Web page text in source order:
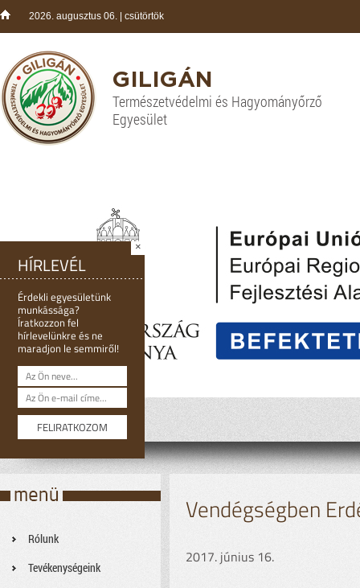
2026. augusztus 06. | csütörtök
GILIGÁN
Természetvédelmi és Hagyományőrző
Egyesület
Rólunk
Tevékenységeink
Vendégségben
2017. június 16.
HÍRLEVÉL
Érdekli egyesületünk
munkássága?
Íratkozzon fel
hírlevelünkre és ne
maradjon le semmiről!
×